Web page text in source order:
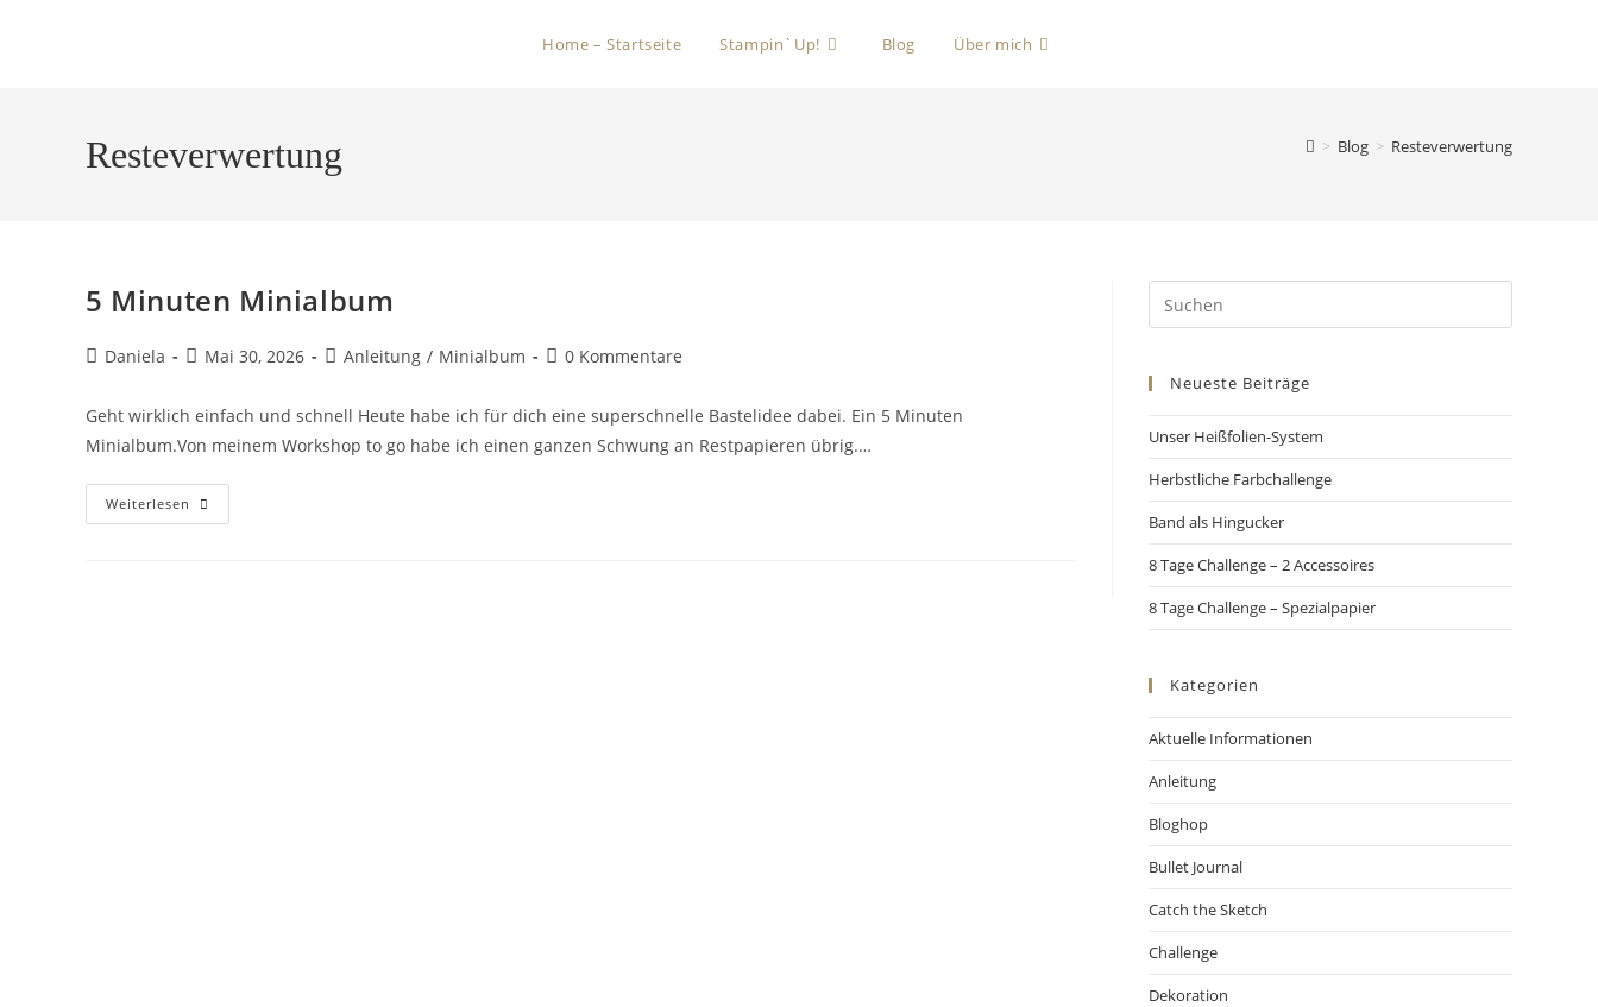
Home – Startseite Stampin`Up! Blog Über mich
Resteverwertung > Blog > Resteverwertung
5 Minuten Minialbum
Daniela Mai 30, 2026 Anleitung / Minialbum 0 Kommentare
Geht wirklich einfach und schnell Heute habe ich für dich eine superschnelle Bastelidee dabei. Ein 5 Minuten
Minialbum.Von meinem Workshop to go habe ich einen ganzen Schwung an Restpapieren übrig.…
Weiterlesen
Neueste Beiträge
Unser Heißfolien-System
Herbstliche Farbchallenge
Band als Hingucker
8 Tage Challenge – 2 Accessoires
8 Tage Challenge – Spezialpapier
Kategorien
Aktuelle Informationen
Anleitung
Bloghop
Bullet Journal
Catch the Sketch
Challenge
Dekoration